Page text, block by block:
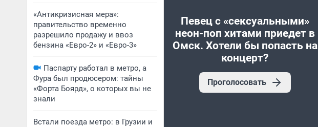
«Антикризисная мера»:
правительство временно
разрешило продажу и ввоз
бензина «Евро-2» и «Евро-3»
Паспарту работал в метро, а
Фура был продюсером: тайны
«Форта Боярд», о которых вы не
знали
Встали поезда метро: в Грузии и
Певец с «сексуальными»
неон-поп хитами приедет в
Омск. Хотели бы попасть на
концерт?
Проголосовать